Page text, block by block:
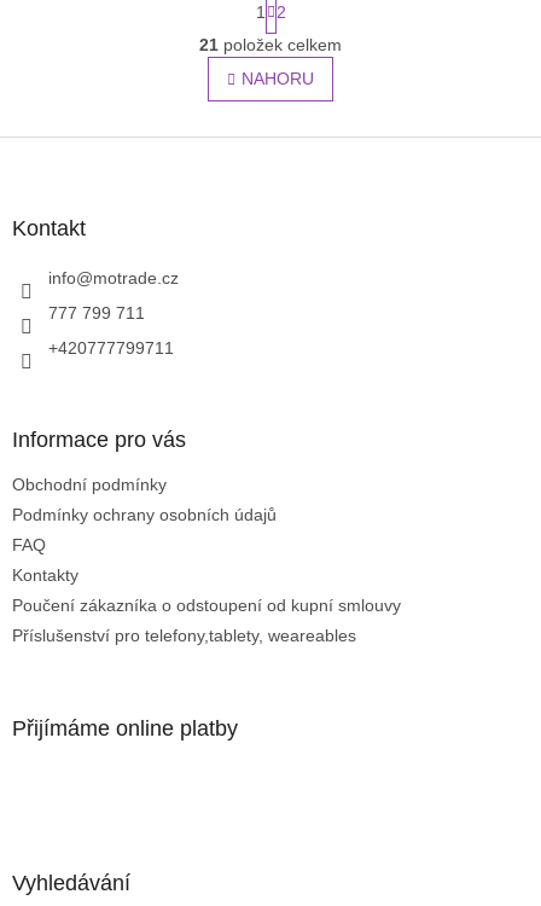
O
v
l
á
t
r
á
n
k
v
1
2
21 položek celkem
NAHORU
Kontakt
info@motrade.cz
777 799 711
+420777799711
Informace pro vás
Obchodní podmínky
Podmínky ochrany osobních údajů
FAQ
Kontakty
Poučení zákazníka o odstoupení od kupní smlouvy
Příslušenství pro telefony,tablety, weareables
Přijímáme online platby
Vyhledávání